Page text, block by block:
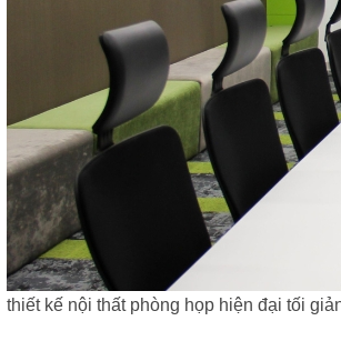
thiết kế nội thất phòng họp hiện đại tối